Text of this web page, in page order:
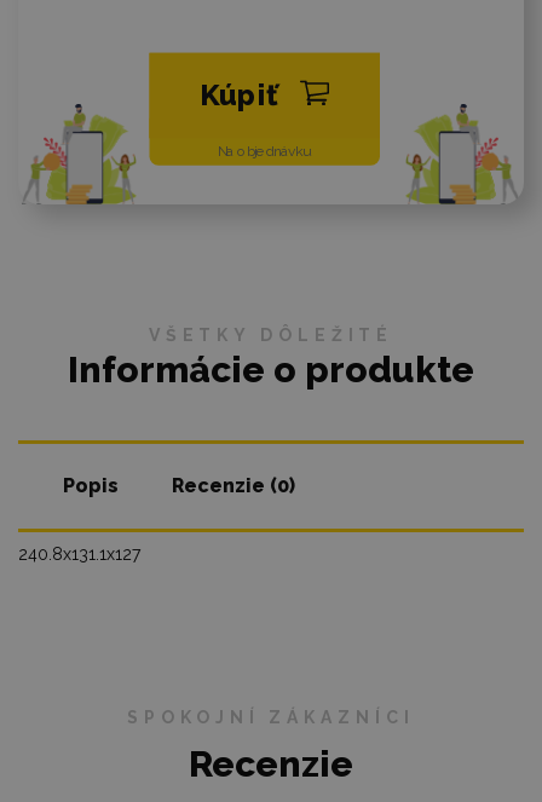
Na objednávku
Kúpiť
VŠETKY DÔLEŽITÉ
Informácie o produkte
Popis Recenzie (0)
240.8x131.1x127
SPOKOJNÍ ZÁKAZNÍCI
Recenzie